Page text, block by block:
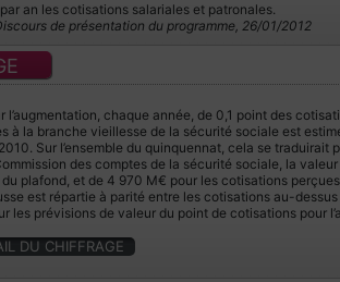
an les cotisations salariales et patronales.
de présentation du programme, 26/01/2012
l’augmentation, chaque année, de 0,1 point des
à la branche vieillesse de la sécurité sociale est
Sur l’ensemble du quinquennat, cela se
des comptes de la sécurité sociale, la
plafond, et de 4 970 M€ pour les cotisations
est répartie à parité entre les cotisations au-
les prévisions de valeur du point de cotisations pour
DU CHIFFRAGE